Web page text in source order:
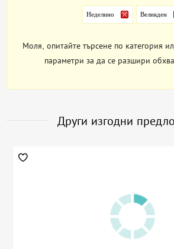
Неделино Великден
Моля, опитайте търсене по категория
параметри за да се разшири
Други изгодни